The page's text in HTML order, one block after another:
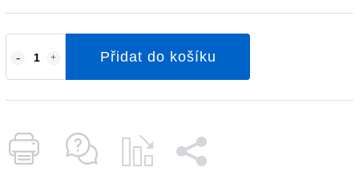
Přidat do košíku